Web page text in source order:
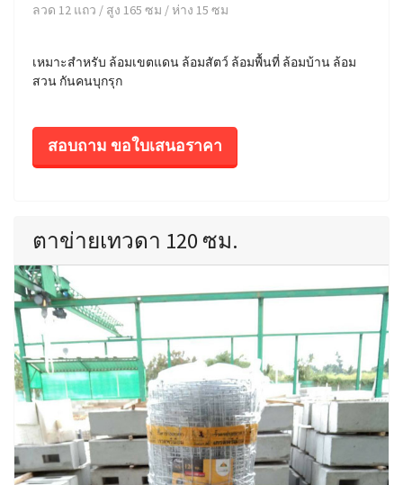
ลวด 12 แถว / สูง 165 ซม / ห่าง 15 ซม
เหมาะสำหรับ ล้อมเขตแดน ล้อมสัตว์ ล้อมพื้นที่ ล้อมบ้าน ล้อม
สวน กันคนบุกรุก
สอบถาม ขอใบเสนอราคา
ตาข่ายเทวดา 120 ซม.